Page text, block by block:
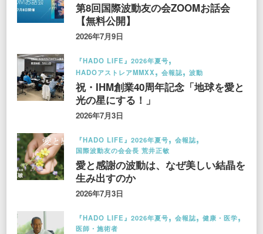
第8回国際波動友の会ZOOMお話会
【無料公開】
2026年7月9日
『HADO LIFE』2026年夏号
HADOアストレアMMXX
会報誌 波動
祝・IHM創業40周年記念「地球を愛と
光の星にする！」
2026年7月3日
『HADO LIFE』2026年夏号
会報誌
国際波動友の会会長 荒井正敏
愛と感謝の波動は、なぜ美しい結晶を
生み出すのか
2026年7月3日
『HADO LIFE』2026年夏号 会報誌
健康・医学
医師・施術者